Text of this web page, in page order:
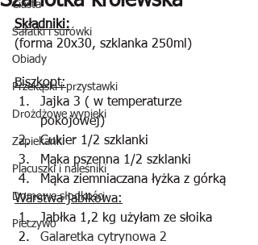
Ciasta
Sałatki i surówki
Obiady
Przekąski i przystawki
Drożdżowe wypieki
Zapiekanki
Placuszki i naleśniki
Domowe słodkości
Pieczywo
Składniki:
(forma 20x30, szklanka 250ml)
Biszkopt:
Jajka 3 ( w temperaturze
pokojowej)
Cukier 1/2 szklanki
Mąka pszenna 1/2 szklanki
Mąka ziemniaczana łyżka z górką
Warstwa jabłkowa:
Jabłka 1,2 kg użyłam ze słoika
Galaretka cytrynowa 2